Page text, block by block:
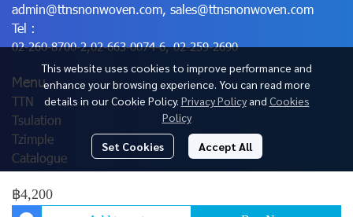
฿4,200
This website uses cookies to improve performance and
enhance your browsing experience. You can read more
details in our Cookie Policy. Privacy Policy and Cookies
Policy
Set Cookies Accept All
admin@ttnsnonwoven.com, sales@ttnsnonwoven.com
Tel :
02-260-8700-2,02-663-0074-6,02-259-2690
Menu
TTN
Tsulation
Tzimple
Catalogue